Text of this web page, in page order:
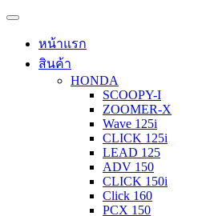
หน้าแรก
สินค้า
HONDA
SCOOPY-I
ZOOMER-X
Wave 125i
CLICK 125i
LEAD 125
ADV 150
CLICK 150i
Click 160
PCX 150